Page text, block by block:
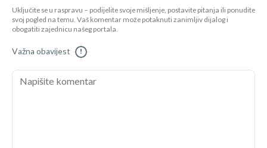
Uključite se u raspravu – podijelite svoje mišljenje, postavite pitanja ili ponudite
svoj pogled na temu. Vaš komentar može potaknuti zanimljiv dijalog i
obogatiti zajednicu našeg portala.
Važna obavijest !